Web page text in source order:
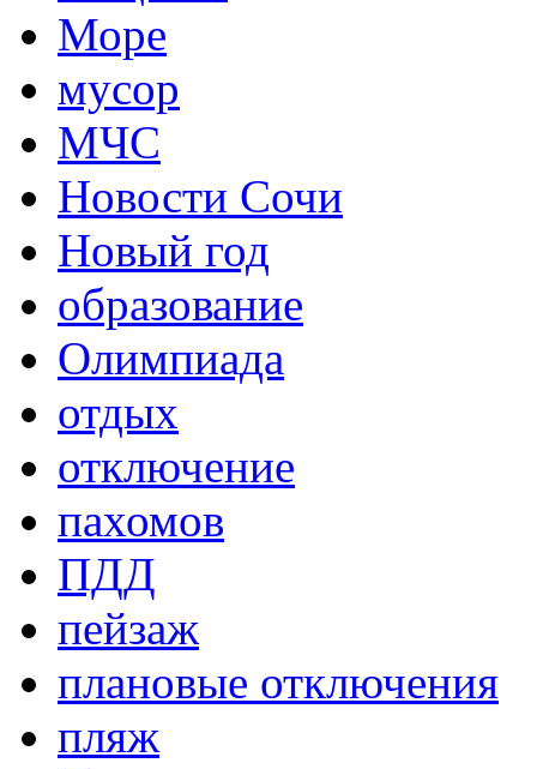
Море
мусор
МЧС
Новости Сочи
Новый год
образование
Олимпиада
отдых
отключение
пахомов
ПДД
пейзаж
плановые отключения
пляж